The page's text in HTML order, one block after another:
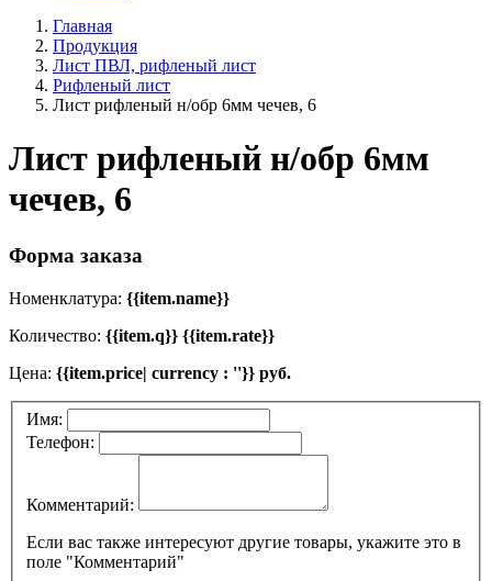
Главная
Продукция
Лист ПВЛ, рифленый лист
Рифленый лист
Лист рифленый н/обр 6мм чечев, 6
Лист рифленый н/обр 6мм
чечев, 6
Форма заказа
Номенклатура: {{item.name}}
Количество: {{item.q}} {{item.rate}}
Цена: {{item.price| currency : ''}} руб.
Имя:
Телефон:
Комментарий:
Если вас также интересуют другие товары, укажите это в
поле "Комментарий"